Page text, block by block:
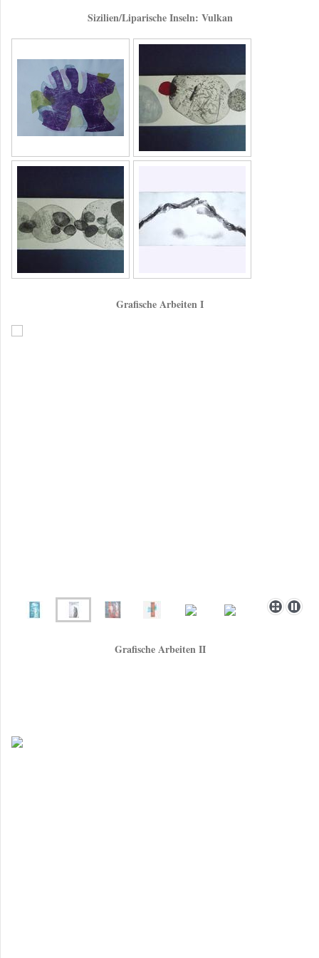
Sizilien/Liparische Inseln: Vulkan
Grafische Arbeiten I
Grafische Arbeiten II